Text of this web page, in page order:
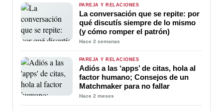
PAREJA Y RELACIONES
La conversación que se repite: por
qué discutís siempre de lo mismo
(y cómo romper el patrón)
Hace 2 semanas
PAREJA Y RELACIONES
Adiós a las ‘apps’ de citas, hola al
factor humano; Consejos de un
Matchmaker para no fallar
Hace 2 meses